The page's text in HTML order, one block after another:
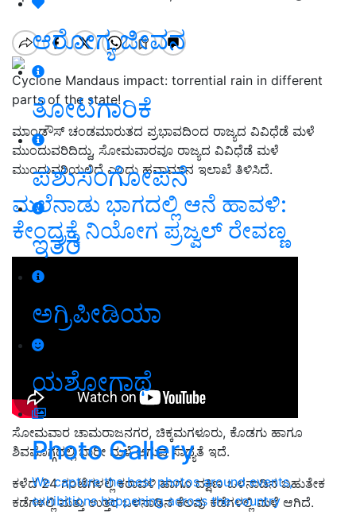
ಆರೋಗ್ಯ ಜೀವನ
ತೋಟಗಾರಿಕೆ
ಪಶುಸಂಗೋಪನೆ
ಇತರೆ
ಅಗ್ರಿಪೀಡಿಯಾ
ಯಶೋಗಾಥೆ
Photo Gallery
We capture the best photos around events,
exhibitions happening across the country
Cyclone Mandaus impact: torrential rain in different
parts of the state!
ಮಾಂಡೌಸ್‌ ಚಂಡಮಾರುತದ ಪ್ರಭಾವದಿಂದ ರಾಜ್ಯದ ವಿವಿಧೆಡೆ ಮಳೆ
ಮುಂದುವರಿದಿದ್ದು, ಸೋಮವಾರವೂ ರಾಜ್ಯದ ವಿವಿಧೆಡೆ ಮಳೆ
ಮುಂದುವರಿಯಲಿದೆ ಎಂದು ಹವಾಮಾನ ಇಲಾಖೆ ತಿಳಿಸಿದೆ.
ಮಲೆನಾಡು ಭಾಗದಲ್ಲಿ ಆನೆ ಹಾವಳಿ:
ಕೇಂದ್ರಕ್ಕೆ ನಿಯೋಗ ಪ್ರಜ್ವಲ್‌ ರೇವಣ್ಣ
ಸೋಮವಾರ ಚಾಮರಾಜನಗರ, ಚಿಕ್ಕಮಗಳೂರು, ಕೊಡಗು ಹಾಗೂ
ಶಿವಮೊಗ್ಗದಲ್ಲಿ ಭಾರೀ ಮಳೆ ಆಗುವ ಸಾಧ್ಯತೆ ಇದೆ.
ಕಳೆದ 24 ಗಂಟೆಗಳಲ್ಲಿ ಕರಾವಳಿ ಹಾಗೂ ದಕ್ಷಿಣ ಒಳನಾಡಿನ ಬಹುತೇಕ
ಕಡೆಗಳಲ್ಲಿ ಮತ್ತು ಉತ್ತರ ಒಳನಾಡಿನ ಕೆಲವು ಕಡೆಗಳಲ್ಲಿ ಮಳೆ ಆಗಿದೆ.